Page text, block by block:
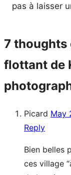
pas à laisser
7 thoughts
flottant de
Picard May
Reply
Bien belles
ces village